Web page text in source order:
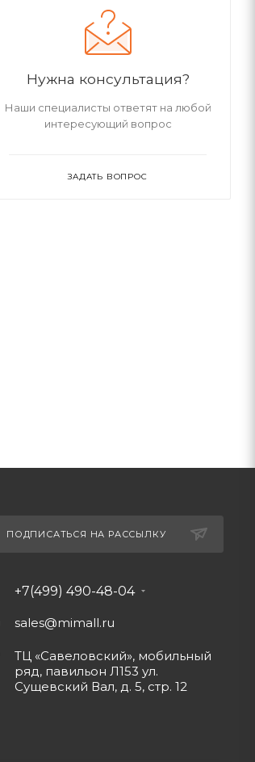
Нужна консультация?
Наши специалисты ответят на любой
интересующий вопрос
ЗАДАТЬ ВОПРОС
ПОДПИСАТЬСЯ НА РАССЫЛКУ
+7(499) 490-48-04
sales@mimall.ru
ТЦ «Савеловский», мобильный
ряд, павильон Л153 ул.
Сущевский Вал, д. 5, стр. 12